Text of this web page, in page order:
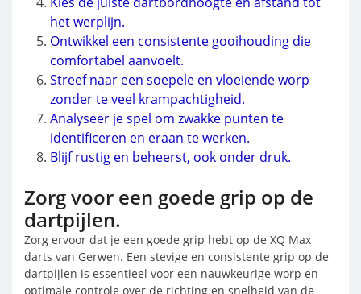
het werplijn.
Ontwikkel een consistente gooihouding die
comfortabel aanvoelt.
Streef naar een soepele en vloeiende worp
zonder te veel krampachtigheid.
Analyseer je spel om zwakke punten te
identificeren en eraan te werken.
Blijf rustig en beheerst, ook onder druk.
Zorg voor een goede grip op de
dartpijlen.
Zorg ervoor dat je een goede grip hebt op de XQ Max
darts van Gerwen. Een stevige en consistente grip op de
dartpijlen is essentieel voor een nauwkeurige worp en
optimale controle over de richting en snelheid van de